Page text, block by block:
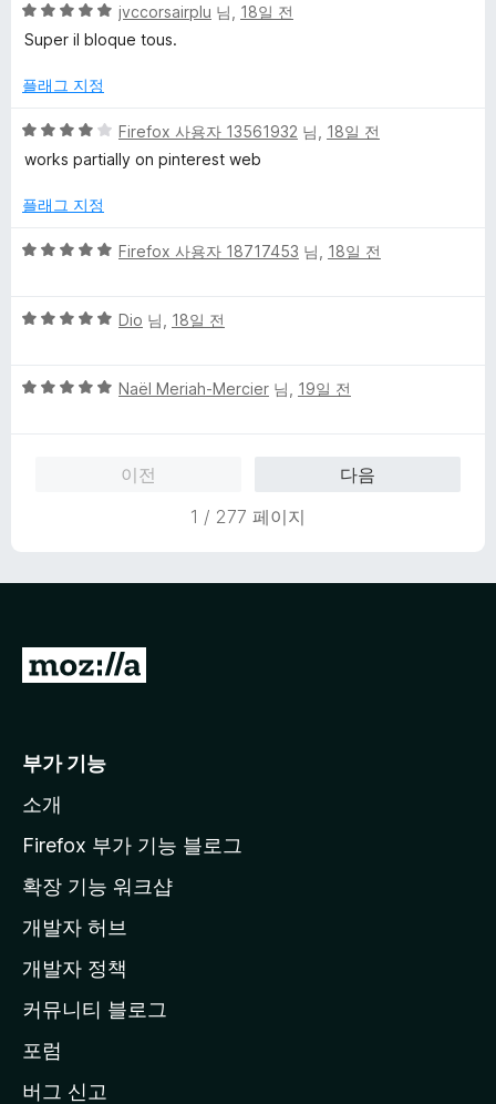
5
점
5
점
점
5
jvccorsairplu 님, 18일 전
Super il bloque tous.
플래그 지정
5
점
점
4
Firefox 사용자 13561932 님, 18일 전
works partially on pinterest web
플래그 지정
5
점
점
Firefox 사용자 18717453 님, 18일 전
5
점
Dio 님, 18일 전
5
Naël Meriah-Mercier 님, 19일 전
이전
다음
1 / 277 페이지
M
l
a
페
이
지
이
동
부가 기능
소개
Firefox 부가 기능 블로그
확장 기능 워크샵
개발자 허브
개발자 정책
커뮤니티 블로그
포럼
버그 신고